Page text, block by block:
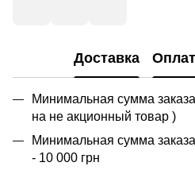
Доставка
Минимальная сумма
на не акционный товар )
Минимальная сумма
- 10 000 грн